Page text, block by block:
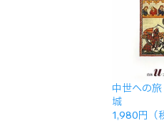
中世への
城
1,980円（